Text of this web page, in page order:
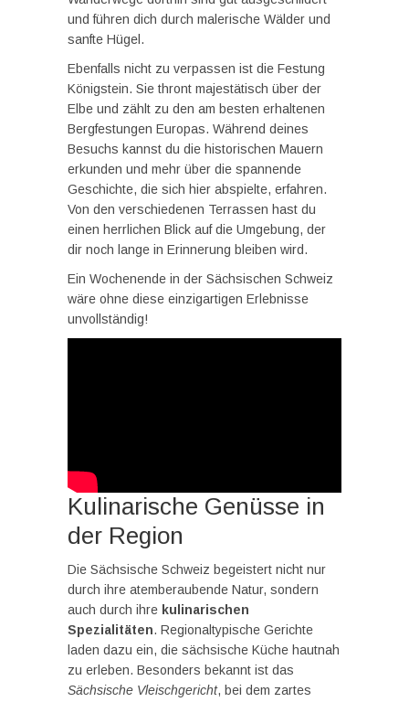
und führen dich durch malerische Wälder und
sanfte Hügel.
Ebenfalls nicht zu verpassen ist die Festung
Königstein. Sie thront majestätisch über der
Elbe und zählt zu den am besten erhaltenen
Bergfestungen Europas. Während deines
Besuchs kannst du die historischen Mauern
erkunden und mehr über die spannende
Geschichte, die sich hier abspielte, erfahren.
Von den verschiedenen Terrassen hast du
einen herrlichen Blick auf die Umgebung, der
dir noch lange in Erinnerung bleiben wird.
Ein Wochenende in der Sächsischen Schweiz
wäre ohne diese einzigartigen Erlebnisse
unvollständig!
Kulinarische Genüsse in
der Region
Die Sächsische Schweiz begeistert nicht nur
durch ihre atemberaubende Natur, sondern
auch durch ihre kulinarischen
Spezialitäten. Regionaltypische Gerichte
laden dazu ein, die sächsische Küche hautnah
zu erleben. Besonders bekannt ist das
Sächsische Vleischgericht, bei dem zartes